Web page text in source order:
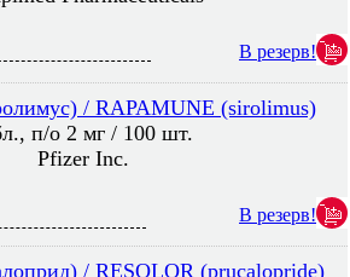
В резерв!
/ RAPAMUNE (sirolimus)
п/о 2 мг / 100 шт.
Pfizer Inc.
В резерв!
/ RESOLOR (prucalopride)